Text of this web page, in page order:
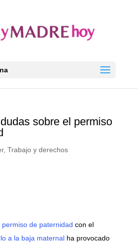
sobre el permiso
, Trabajo y derechos
de paternidad con el
a la baja maternalha provocado